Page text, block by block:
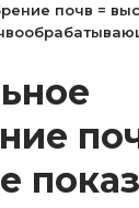
почв =